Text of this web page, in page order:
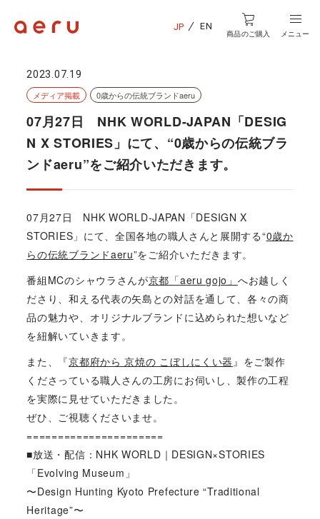
JP EN
商品のご購入 メニュー
2023.07.19
メディア掲載
0歳からの伝統ブランドaeru
07月27日 NHK WORLD-JAPAN「DESIG
N X STORIES」にて、“0歳からの伝統ブラ
ンドaeru”をご紹介いただきます。
07月27日 NHK WORLD-JAPAN「DESIGN X
STORIES」にて、全国各地の職人さんと展開する“0歳か
らの伝統ブランドaeru”をご紹介いただきます。
番組MCのシャウラさんが京都「aeru gojo」 へお越しく
ださり、和える代表の矢島との対話を通して、各々の商
品の魅力や、オリジナルブランドに込められた想いなど
を紐解いていきます。
また、『京都府から 京焼の こぼしにくい器 』をご製作
くださっている職人さんの工房にお伺いし、製作の工程
を実際に見せていただきました。
ぜひ、ご視聴くださいませ。
======================
■放送・配信：NHK WORLD｜DESIGN×STORIES
「Evolving Museum」
〜Design Hunting Kyoto Prefecture “Traditional
Heritage”〜